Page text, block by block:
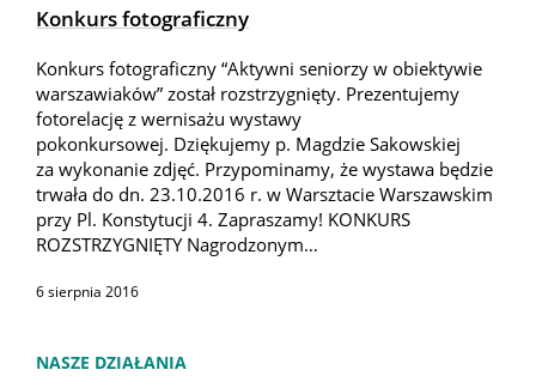
Konkurs fotograficzny
Konkurs fotograficzny “Aktywni seniorzy w obiektywie
warszawiaków” został rozstrzygnięty. Prezentujemy
fotorelację z wernisażu wystawy
pokonkursowej. Dziękujemy p. Magdzie Sakowskiej
za wykonanie zdjęć. Przypominamy, że wystawa będzie
trwała do dn. 23.10.2016 r. w Warsztacie Warszawskim
przy Pl. Konstytucji 4. Zapraszamy! KONKURS
ROZSTRZYGNIĘTY Nagrodzonym…
6 sierpnia 2016
NASZE DZIAŁANIA